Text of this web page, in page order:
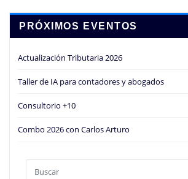
PRÓXIMOS EVENTOS
Actualización Tributaria 2026
Taller de IA para contadores y abogados
Consultorio +10
Combo 2026 con Carlos Arturo